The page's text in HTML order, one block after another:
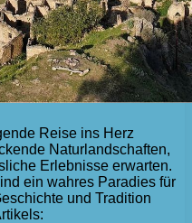
Reise ins Herz
Naturlandschaften,
Erlebnisse erwarten.
ein wahres Paradies für
und Tradition